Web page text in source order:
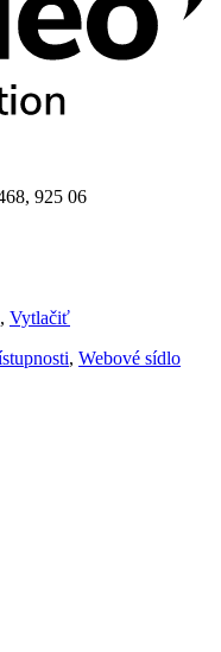
925 06
, Vytlačiť
, Webové sídlo